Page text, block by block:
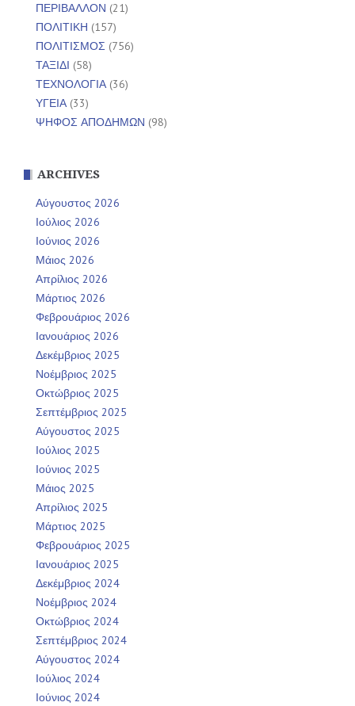
ΠΕΡΙΒΑΛΛΟΝ (21)
ΠΟΛΙΤΙΚΗ (157)
ΠΟΛΙΤΙΣΜΟΣ (756)
ΤΑΞΙΔΙ (58)
ΤΕΧΝΟΛΟΓΙΑ(36)
ΥΓΕΙΑ(33)
ΨΗΦΟΣ ΑΠΟΔΗΜΩΝ (98)
ARCHIVES
Αύγουστος 2026
Ιούλιος 2026
Ιούνιος 2026
Μάιος 2026
Απρίλιος 2026
Μάρτιος 2026
Φεβρουάριος 2026
Ιανουάριος 2026
Δεκέμβριος 2025
Νοέμβριος 2025
Οκτώβριος 2025
Σεπτέμβριος 2025
Αύγουστος 2025
Ιούλιος 2025
Ιούνιος 2025
Μάιος 2025
Απρίλιος 2025
Μάρτιος 2025
Φεβρουάριος 2025
Ιανουάριος 2025
Δεκέμβριος 2024
Νοέμβριος 2024
Οκτώβριος 2024
Σεπτέμβριος 2024
Αύγουστος 2024
Ιούλιος 2024
Ιούνιος 2024